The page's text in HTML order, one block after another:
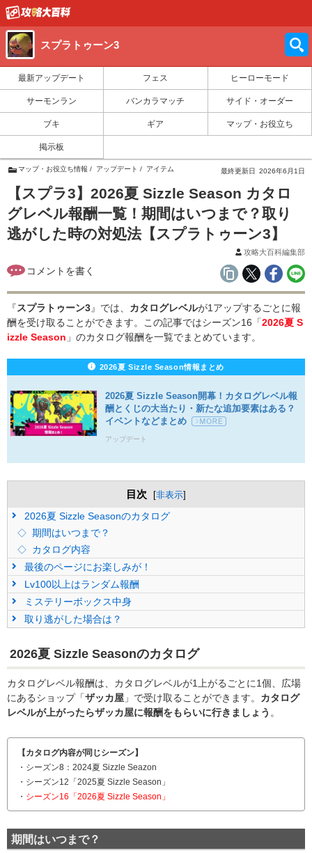
スプラトゥーン3
最新アップデート フェス ヒーローモード
サーモンラン バンカラマッチ サイド・オーダー
ブキ ギア マップ・お役立ち
掲示板
マップ・お役立ち情報 アップデート アイテム 最終更新日 2026年6月1日
【スプラ3】2026夏 Sizzle Season カタロ
グレベル報酬一覧！期間はいつまで？取り
逃がした時の対処法【スプラトゥーン3】
攻略大百科編集部
『スプラトゥーン3』では、 カタログレベルが1アップするごとに報
酬を受け取ることができます。この記事ではシーズン16「2026夏 S
izzle Season 」のカタログ報酬を一覧でまとめています。
2026夏 Sizzle Season情報まとめ
2026夏 Sizzle Season開幕！カタログレベル報
酬とくじの大当たり・新たな追加要素はある？
イベントなどまとめ
アップデート
目次 [非表示]
2026夏 Sizzle Seasonのカタログ
期間はいつまで？
カタログ内容
最後のページにお楽しみが！
Lv100以上はランダム報酬
ミステリーボックス中身
取り逃がした場合は？
2026夏 Sizzle Seasonのカタログ
カタログレベル報酬は、カタログレベルが1上がるごとに1個、広場
にあるショップ「ザッカ屋 」で受け取ることができます。 カタログ
レベルが上がったらザッカ屋に報酬をもらいに行きましょう 。
【カタログ内容が同じシーズン】
・シーズン8：2024夏 Sizzle Seazon
・シーズン12「2025夏 Sizzle Season」
・ シーズン16「2026夏 Sizzle Season」
期間はいつまで？